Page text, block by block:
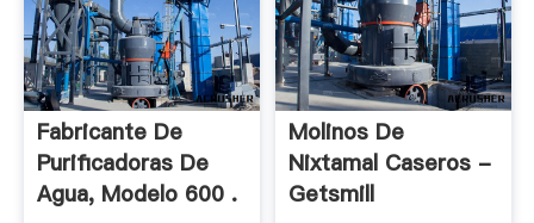
Fabricante De
Purificadoras De
Agua, Modelo 600 .
Molinos De
Nixtamal Caseros -
Getsmill